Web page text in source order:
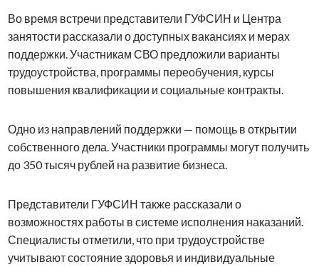
Во время встречи представители ГУФСИН и Центра
занятости рассказали о доступных вакансиях и мерах
поддержки. Участникам СВО предложили варианты
трудоустройства, программы переобучения, курсы
повышения квалификации и социальные контракты.
Одно из направлений поддержки — помощь в открытии
собственного дела. Участники программы могут получить
до 350 тысяч рублей на развитие бизнеса.
Представители ГУФСИН также рассказали о
возможностях работы в системе исполнения наказаний.
Специалисты отметили, что при трудоустройстве
учитывают состояние здоровья и индивидуальные